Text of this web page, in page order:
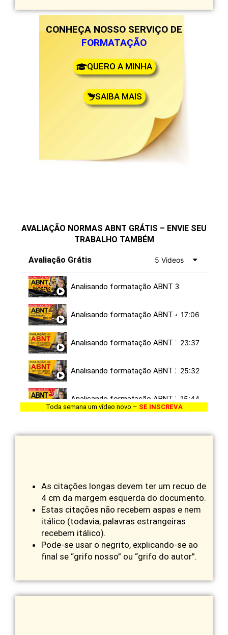
CONHEÇA NOSSO SERVIÇO DE
FORMATAÇÃO
QUERO A MINHA
SAIBA MAIS
AVALIAÇÃO NORMAS ABNT GRÁTIS – ENVIE SEU
TRABALHO TAMBÉM
Avaliação Grátis 5 Videos
Analisando formatação ABNT 3
Analisando formatação ABNT 4 17:06
Analisando formatação ABNT 1 23:37
Analisando formatação ABNT 2 25:32
Analisando formatação ABNT 3 15:44
Toda semana um vídeo novo – SE INSCREVA
As citações longas devem ter um recuo de
4 cm da margem esquerda do documento.
Estas citações não recebem aspas e nem
itálico (todavia, palavras estrangeiras
recebem itálico).
Pode-se usar o negrito, explicando-se ao
final se “grifo nosso” ou “grifo do autor”.